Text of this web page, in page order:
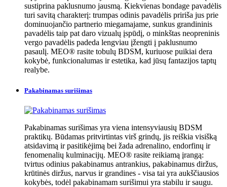
sustiprina paklusnumo jausmą. Kiekvienas bondage pavadėlis
turi savitą charakterį: trumpas odinis pavadėlis pririša jus prie
dominuojančio partnerio miegamajame, sunkus grandininis
pavadėlis taip pat daro vizualų įspūdį, o minkštas neopreninis
vergo pavadėlis padeda lengviau įžengti į paklusnumo
pasaulį. MEO® rasite tobulų BDSM, kuriuose puikiai dera
kokybė, funkcionalumas ir estetika, kad jūsų fantazijos taptų
realybe.
Pakabinamas surišimas
Pakabinamas surišimas yra viena intensyviausių BDSM
praktikų. Būdamas pritvirtintas virš grindų, jis reiškia visišką
atsidavimą ir pasitikėjimą bei žada adrenalino, endorfinų ir
fenomenalių kulminacijų. MEO® rasite reikiamą įrangą:
tvirtus odinius pakabinamus antrankius, pakabinamus diržus,
krūtinės diržus, narvus ir grandines - visa tai yra aukščiausios
kokybės, todėl pakabinamam surišimui yra stabilu ir saugu.